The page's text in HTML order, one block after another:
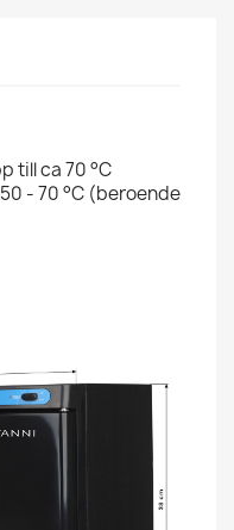
till ca 70 °C
50 - 70 °C (beroende